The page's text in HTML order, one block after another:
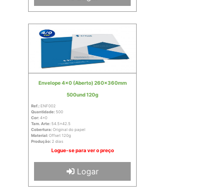
Envelope 4x0 (Aberto) 260x360mm
500und 120g
Ref.: ENF002
Quantidade: 500
Cor: 4x0
Tam. Arte: 54.5x42.5
Cobertura: Original do papel
Material: Offset 120g
Produção: 2 dias
Logue-se para ver o preço
Logar